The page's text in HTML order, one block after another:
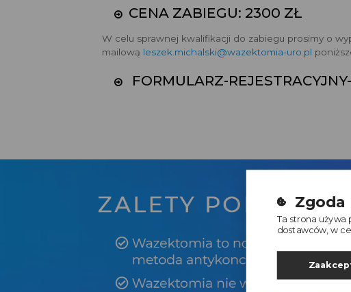
CENA ZABIEGU: 2300 ZŁ
W celu sprawnej kwalifikacji do zabiegu prosimy o
mailową leszek.michalski@wazektomia-uro.pl
FORMULARZ-
Zgoda
Ta strona używa
dostawców, w